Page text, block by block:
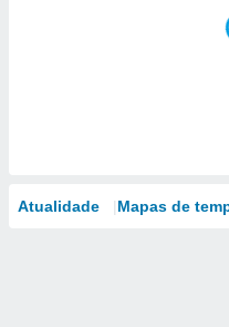
Atualidade Mapas de